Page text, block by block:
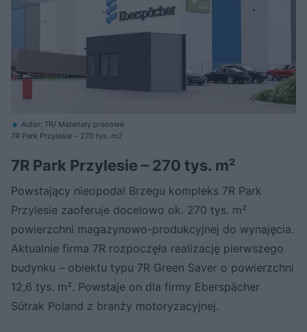
Autor: 7R/ Materiały prasowe
7R Park Przylesie – 270 tys. m2
7R Park Przylesie – 270 tys. m²
Powstający nieopodal Brzegu kompleks 7R Park
Przylesie zaoferuje docelowo ok. 270 tys. m²
powierzchni magazynowo-produkcyjnej do wynajęcia.
Aktualnie firma 7R rozpoczęła realizację pierwszego
budynku – obiektu typu 7R Green Saver o powierzchni
12,6 tys. m². Powstaje on dla firmy Eberspächer
Sütrak Poland z branży motoryzacyjnej.